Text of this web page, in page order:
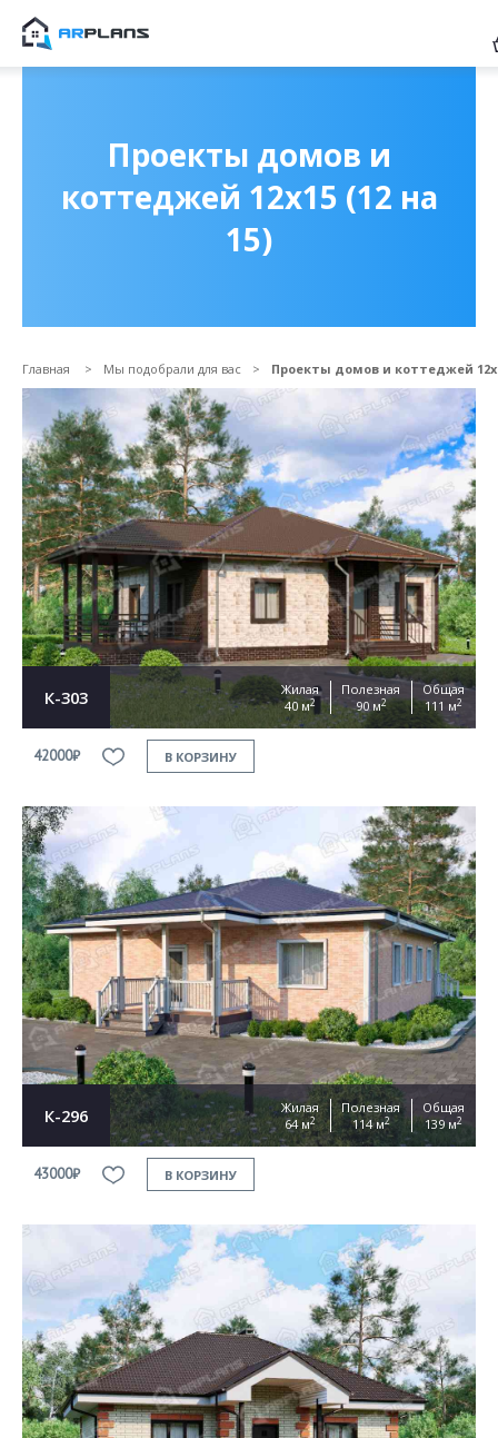
Проекты домов и
коттеджей 12х15 (12 на
15)
Главная Мы подобрали для вас Проекты домов и коттеджей
К-303
Жилая
40 м2
Полезная
90 м2
Общая
111 м2
42000₽ В КОРЗИНУ
К-296
Жилая
64 м2
Полезная
114 м2
Общая
139 м2
43000₽ В КОРЗИНУ
Прикрепить файл
Согласен на обработку персональных данных
This site is protected by reCAPTCHA and the GooglePrivacy PolicyandTerms of Service
ОТПРАВИТЬ
Продолжить покупки